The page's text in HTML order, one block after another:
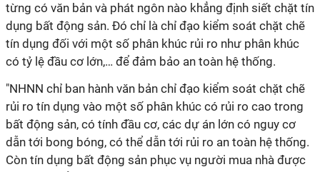
từng có văn bản và phát ngôn nào khẳng định siết chặt tín
dụng bất động sản. Đó chỉ là chỉ đạo kiểm soát chặt chẽ
tín dụng đối với một số phân khúc rủi ro như phân khúc
có tỷ lệ đầu cơ lớn,… để đảm bảo an toàn hệ thống.
"NHNN chỉ ban hành văn bản chỉ đạo kiểm soát chặt chẽ
rủi ro tín dụng vào một số phân khúc có rủi ro cao trong
bất động sản, có tính đầu cơ, các dự án lớn có nguy cơ
dẫn tới bong bóng, có thể dẫn tới rủi ro an toàn hệ thống.
Còn tín dụng bất động sản phục vụ người mua nhà được